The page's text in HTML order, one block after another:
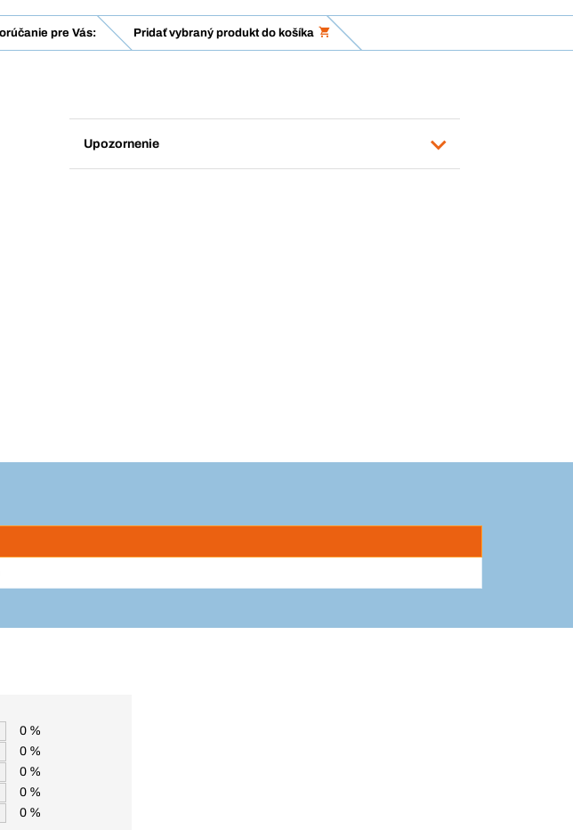
pre Vás: Pridať vybraný produkt do košíka
Upozornenie
0 %
0 %
0 %
0 %
0 %